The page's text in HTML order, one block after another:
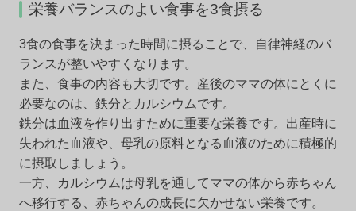
栄養バランスのよい食事を3食摂る
3食の食事を決まった時間に摂ることで、自律神経のバ
ランスが整いやすくなります。
また、食事の内容も大切です。産後のママの体にとくに
必要なのは、 鉄分とカルシウムです。
鉄分は血液を作り出すために重要な栄養です。出産時に
失われた血液や、母乳の原料となる血液のために積極的
に摂取しましょう。
一方、カルシウムは母乳を通してママの体から赤ちゃん
へ移行する、赤ちゃんの成長に欠かせない栄養です。